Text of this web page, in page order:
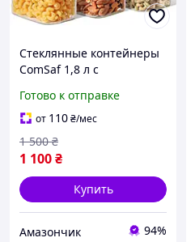
Стеклянные контейнеры
ComSaf 1,8 л с
прямоугольные
прозрачные банки для
сахара, кофе, круп,
макарон
Готово к отправке
от 110₴/мес
1 100₴
1 500 ₴
Купить
Амазончик 94%